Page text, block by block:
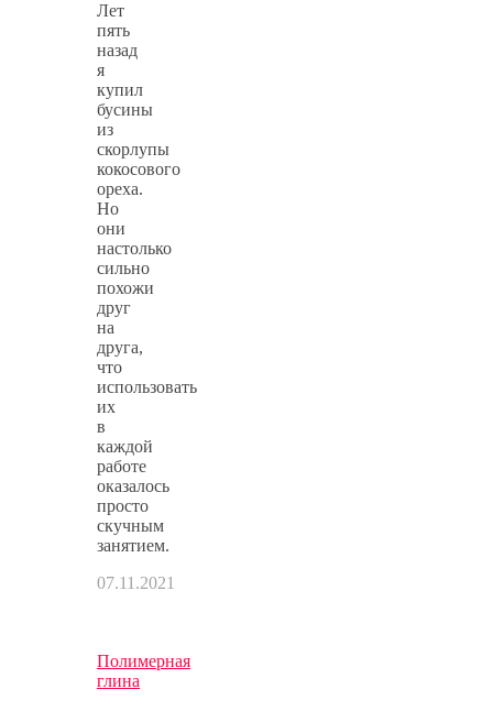
Лет
пять
назад
я
купил
бусины
из
скорлупы
кокосового
ореха.
Но
они
настолько
сильно
похожи
друг
на
друга,
что
использовать
их
в
каждой
работе
оказалось
просто
скучным
занятием.
07.11.2021
Полимерная
глина